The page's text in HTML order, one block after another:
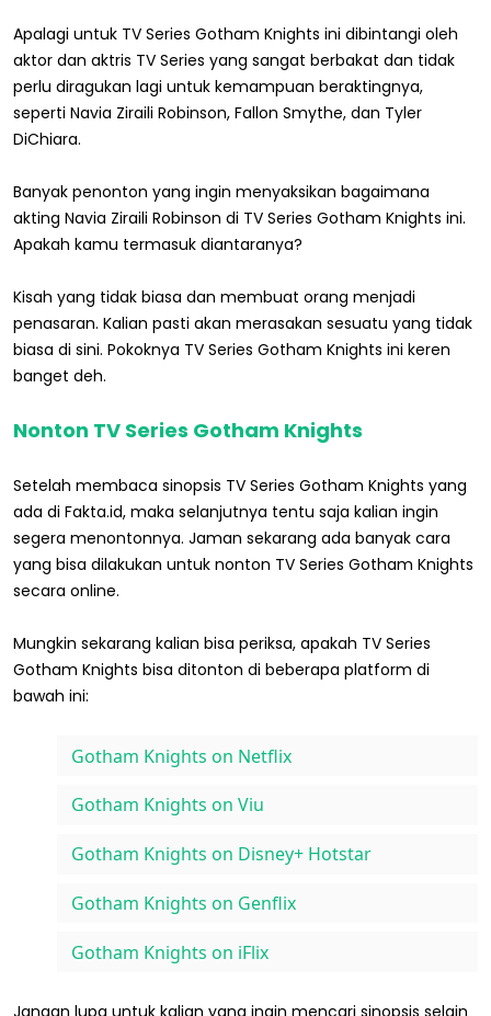
Apalagi untuk TV Series Gotham Knights ini dibintangi oleh
aktor dan aktris TV Series yang sangat berbakat dan tidak
perlu diragukan lagi untuk kemampuan beraktingnya,
seperti Navia Ziraili Robinson, Fallon Smythe, dan Tyler
DiChiara.
Banyak penonton yang ingin menyaksikan bagaimana
akting Navia Ziraili Robinson di TV Series Gotham Knights ini.
Apakah kamu termasuk diantaranya?
Kisah yang tidak biasa dan membuat orang menjadi
penasaran. Kalian pasti akan merasakan sesuatu yang tidak
biasa di sini. Pokoknya TV Series Gotham Knights ini keren
banget deh.
Nonton TV Series Gotham Knights
Setelah membaca sinopsis TV Series Gotham Knights yang
ada di Fakta.id, maka selanjutnya tentu saja kalian ingin
segera menontonnya. Jaman sekarang ada banyak cara
yang bisa dilakukan untuk nonton TV Series Gotham Knights
secara online.
Mungkin sekarang kalian bisa periksa, apakah TV Series
Gotham Knights bisa ditonton di beberapa platform di
bawah ini:
Gotham Knights on Netflix
Gotham Knights on Viu
Gotham Knights on Disney+ Hotstar
Gotham Knights on Genflix
Gotham Knights on iFlix